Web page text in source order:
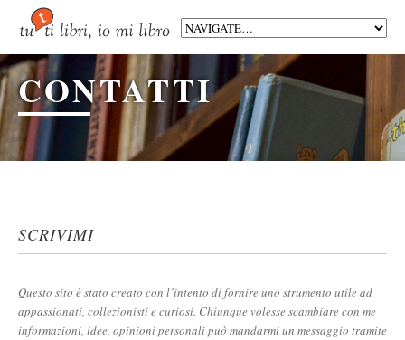
CONTATTI
SCRIVIMI
Questo sito è stato creato con l’intento di fornire uno strumento utile ad
appassionati, collezionisti e curiosi. Chiunque volesse scambiare con me
informazioni, idee, opinioni personali può mandarmi un messaggio tramite